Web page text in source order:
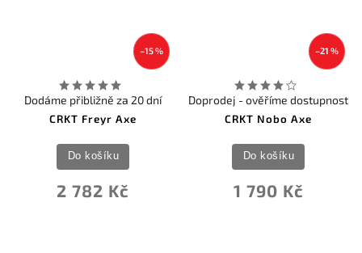
–15 %
CRKT Freyr Axe
Dodáme přibližně za 20 dní
2 782 Kč
Do košíku
–21 %
CRKT Nobo Axe
Doprodej - ověříme dostupnost
1 790 Kč
Do košíku